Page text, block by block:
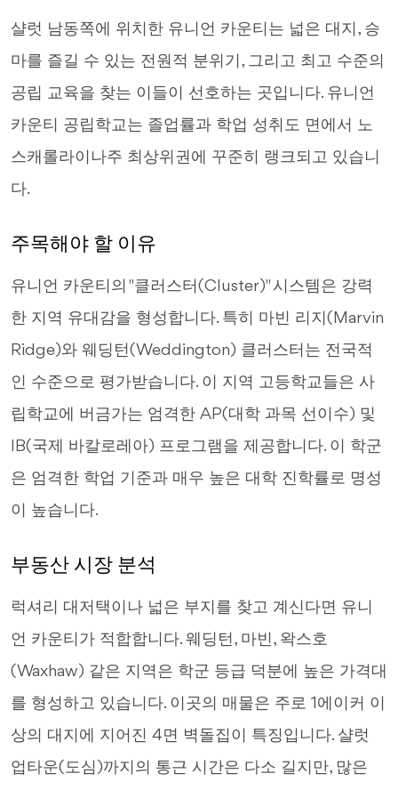
샬럿 남동쪽에 위치한 유니언 카운티는 넓은 대지, 승
마를 즐길 수 있는 전원적 분위기, 그리고 최고 수준의
공립 교육을 찾는 이들이 선호하는 곳입니다. 유니언
카운티 공립학교는 졸업률과 학업 성취도 면에서 노
스캐롤라이나주 최상위권에 꾸준히 랭크되고 있습니
다.
주목해야 할 이유
유니언 카운티의 "클러스터(Cluster)" 시스템은 강력
한 지역 유대감을 형성합니다. 특히 마빈 리지(Marvin
Ridge)와 웨딩턴(Weddington) 클러스터는 전국적
인 수준으로 평가받습니다. 이 지역 고등학교들은 사
립학교에 버금가는 엄격한 AP(대학 과목 선이수) 및
IB(국제 바칼로레아) 프로그램을 제공합니다. 이 학군
은 엄격한 학업 기준과 매우 높은 대학 진학률로 명성
이 높습니다.
부동산 시장 분석
럭셔리 대저택이나 넓은 부지를 찾고 계신다면 유니
언 카운티가 적합합니다. 웨딩턴, 마빈, 왁스호
(Waxhaw) 같은 지역은 학군 등급 덕분에 높은 가격대
를 형성하고 있습니다. 이곳의 매물은 주로 1에이커 이
상의 대지에 지어진 4면 벽돌집이 특징입니다. 샬럿
업타운(도심)까지의 통근 시간은 다소 길지만, 많은